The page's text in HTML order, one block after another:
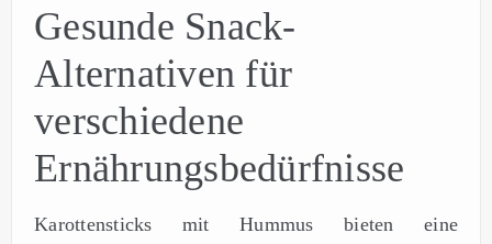
Gesunde Snack-
Alternativen für
verschiedene
Ernährungsbedürfnisse
Karottensticks mit Hummus bieten eine